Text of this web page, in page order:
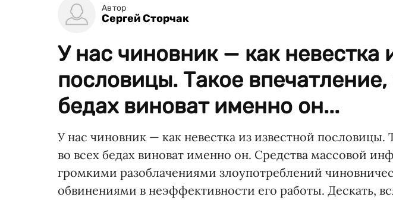
Автор
Сергей Сторчак
У нас чиновник — как невестка
пословицы. Такое впечатление,
бедах виноват именно он...
У нас чиновник — как невестка из известной пословицы.
во всех бедах виноват именно он. Средства массовой
громкими разоблачениями злоупотреблений
обвинениями в неэффективности его работы. Дескать,